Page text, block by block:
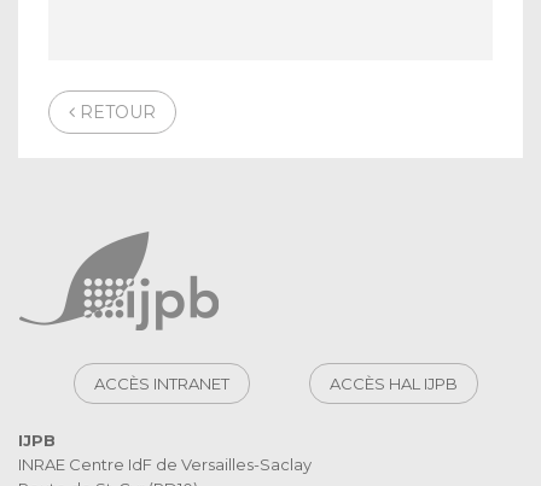
RETOUR
ACCÈS INTRANET ACCÈS HAL IJPB
IJPB
INRAE Centre IdF de Versailles-Saclay